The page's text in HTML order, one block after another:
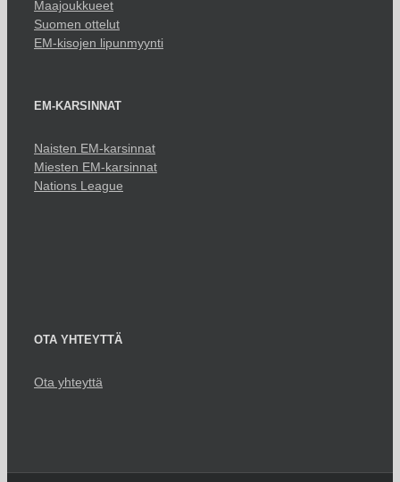
Maajoukkueet
Suomen ottelut
EM-kisojen lipunmyynti
EM-KARSINNAT
Naisten EM-karsinnat
Miesten EM-karsinnat
Nations League
OTA YHTEYTTÄ
Ota yhteyttä